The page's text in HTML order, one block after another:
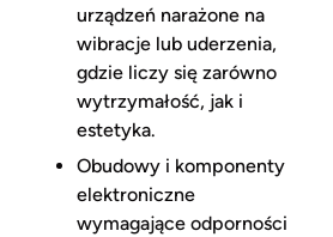
urządzeń narażone na
wibracje lub uderzenia,
gdzie liczy się zarówno
wytrzymałość, jak i
estetyka.
Obudowy i komponenty
elektroniczne
wymagające odporności